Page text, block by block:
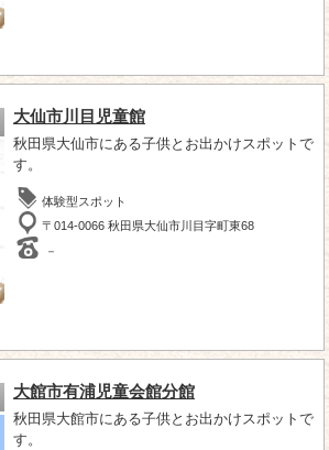
大仙市川目児童館
秋田県大仙市にある子供とお出かけスポットで
す。
体験型スポット
〒014-0066 秋田県大仙市川目字町東68
－
大館市有浦児童会館分館
秋田県大館市にある子供とお出かけスポットで
す。